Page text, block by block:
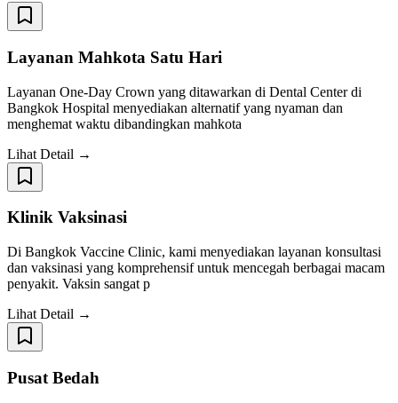
Layanan Mahkota Satu Hari
Layanan One-Day Crown yang ditawarkan di Dental Center di
Bangkok Hospital menyediakan alternatif yang nyaman dan
menghemat waktu dibandingkan mahkota
Lihat Detail →
Klinik Vaksinasi
Di Bangkok Vaccine Clinic, kami menyediakan layanan konsultasi
dan vaksinasi yang komprehensif untuk mencegah berbagai macam
penyakit. Vaksin sangat p
Lihat Detail →
Pusat Bedah